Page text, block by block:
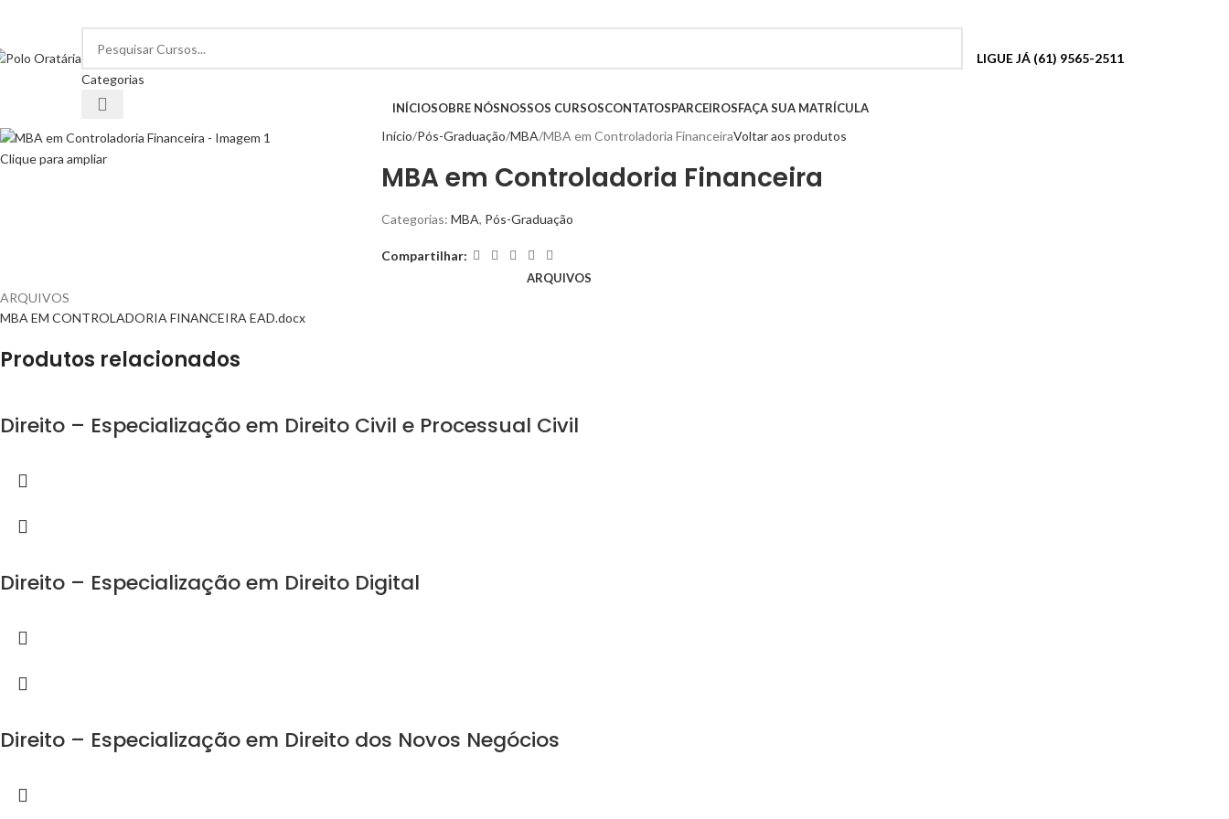
Categorias
LIGUE JÁ (61) 9565-2511
pelas categorias INÍCIOSOBRE NÓSNOSSOS CURSOSCONTATOSPARCEIROSFAÇA SUA MATRÍCULA
Clique para ampliar
Início Pós-Graduação MBA MBA em Controladoria FinanceiraVoltar aos produtos
MBA em Controladoria Financeira
Categorias: MBA, Pós-Graduação
Compartilhar:
ARQUIVOS
ARQUIVOS
MBA EM CONTROLADORIA FINANCEIRA EAD.docx
Produtos relacionados
Direito – Especialização em Direito Civil e Processual Civil
Direito – Especialização em Direito Digital
Direito – Especialização em Direito dos Novos Negócios